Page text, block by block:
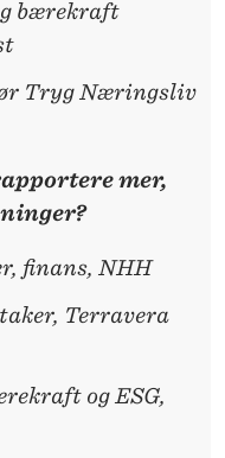
bærekraft
Tryg Næringsliv
mer,
finans, NHH
Terravera
og ESG,